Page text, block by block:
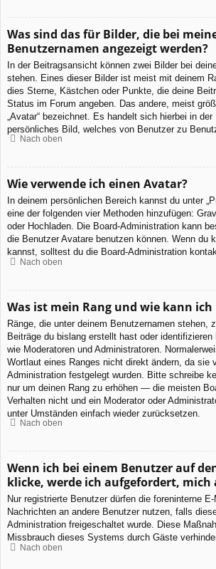
Was sind das für Bilder, die bei
Benutzernamen angezeigt werden?
In der Beitragsansicht können zwei Bilder bei
stehen. Eines dieser Bilder ist meist mit deinem
dies Sterne, Kästchen oder Punkte, die deine
Status im Forum angeben. Das andere, meist
„Avatar“ bezeichnet. Es handelt sich hierbei in
persönliches Bild, welches von Benutzer zu
Nach oben
Wie verwende ich einen Avatar?
In deinem persönlichen Bereich kannst du unter
eine der folgenden vier Methoden hinzufügen:
oder Hochladen. Die Board-Administration kann
die Benutzer Avatare benutzen können. Wenn du
kannst, solltest du die Board-Administration
Nach oben
Was ist mein Rang und wie kann
Ränge, die unter deinem Benutzernamen stehen,
Beiträge du bislang erstellt hast oder
wie Moderatoren und Administratoren.
Wortlaut eines Ranges nicht direkt ändern, da sie
Administration festgelegt wurden. Bitte schreibe
nur um deinen Rang zu erhöhen — die meisten
Verhalten nicht und ein Moderator oder
unter Umständen einfach wieder zurücksetzen.
Nach oben
Wenn ich bei einem Benutzer auf
klicke, werde ich aufgefordert, mich
Nur registrierte Benutzer dürfen die foreninterne
Nachrichten an andere Benutzer nutzen, falls
Administration freigeschaltet wurde. Diese
Missbrauch dieses Systems durch Gäste
Nach oben